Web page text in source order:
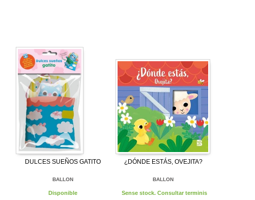
DULCES SUEÑOS GATITO
BALLON
Disponible
¿DÓNDE ESTÁS, OVEJITA?
BALLON
Sense stock. Consultar terminis